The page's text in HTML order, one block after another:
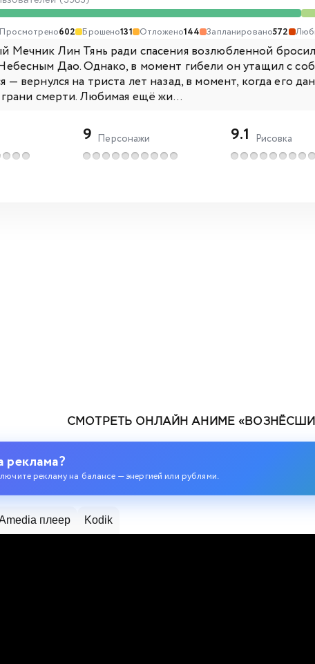
Просмотрено602 Брошено131 Отложено144 Запланировано572
Мечник Лин Тянь ради спасения возлюбленной
Дао. Однако, в момент гибели он утащил с
— вернулся на триста лет назад, в момент, когда его
смерти. Любимая ещё жи...
9 Персонажи 9.1 Рисовка
СМОТРЕТЬ ОНЛАЙН АНИМЕ
реклама?
рекламу на балансе — энергией или рублями.
плеер Kodik
становится бесподобным в параллельном мире с